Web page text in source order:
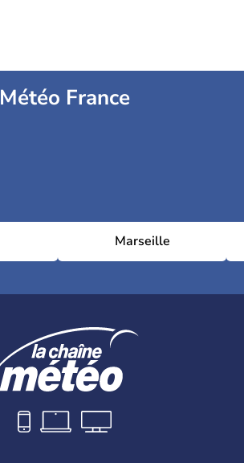
Météo France
Marseille